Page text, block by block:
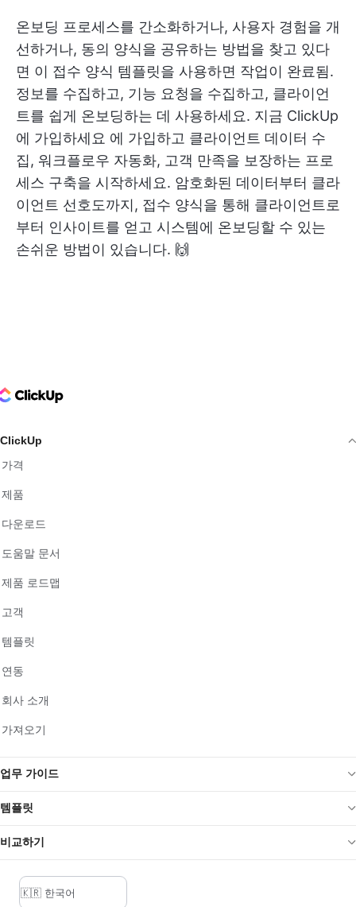
온보딩 프로세스를 간소화하거나, 사용자 경험을 개
선하거나, 동의 양식을 공유하는 방법을 찾고 있다
면 이 접수 양식 템플릿을 사용하면 작업이 완료됨.
정보를 수집하고, 기능 요청을 수집하고, 클라이언
트를 쉽게 온보딩하는 데 사용하세요. 지금 ClickUp
에 가입하세요 에 가입하고 클라이언트 데이터 수
집, 워크플로우 자동화, 고객 만족을 보장하는 프로
세스 구축을 시작하세요. 암호화된 데이터부터 클라
이언트 선호도까지, 접수 양식을 통해 클라이언트로
부터 인사이트를 얻고 시스템에 온보딩할 수 있는
손쉬운 방법이 있습니다. 🙌
Logo
ClickUp
가격
제품
다운로드
도움말 문서
제품 로드맵
고객
템플릿
연동
회사 소개
가져오기
업무 가이드
템플릿
비교하기